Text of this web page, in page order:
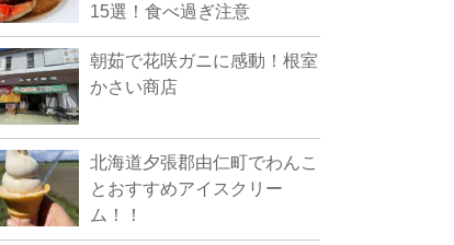
15選！食べ過ぎ注意
朝茹で花咲ガニに感動！根室
かさい商店
北海道夕張郡由仁町でわんこ
とおすすめアイスクリー
ム！！